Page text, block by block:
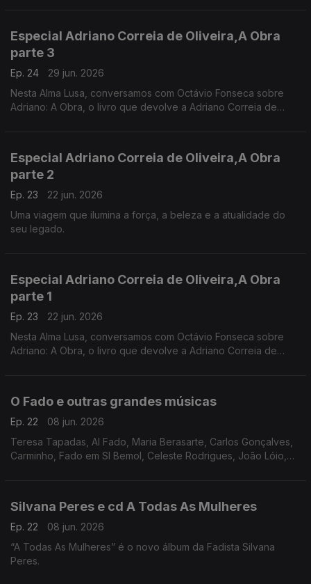
Especial Adriano Correia de Oliveira,A Obra
parte 3
Ep. 24
29 jun. 2026
Nesta Alma Lusa, conversamos com Octávio Fonseca sobre
Adriano: A Obra, o livro que devolve a Adriano Correia de
Especial Adriano Correia de Oliveira,A Obra
parte 2
Ep. 23
22 jun. 2026
Uma viagem que ilumina a força, a beleza e a atualidade do
seu legado.
Especial Adriano Correia de Oliveira,A Obra
parte 1
Ep. 23
22 jun. 2026
Nesta Alma Lusa, conversamos com Octávio Fonseca sobre
Adriano: A Obra, o livro que devolve a Adriano Correia de
O Fado e outras grandes músicas
Ep. 22
08 jun. 2026
Teresa Tapadas, Al Fado, Maria Berasarte, Carlos Gonçalves,
Carminho, Fado em SI Bemol, Celeste Rodrigues, João Lóio,
Silvana Peres e cd A Todas As Mulheres
Ep. 22
08 jun. 2026
“A Todas As Mulheres” é o novo álbum da Fadista Silvana
Peres.